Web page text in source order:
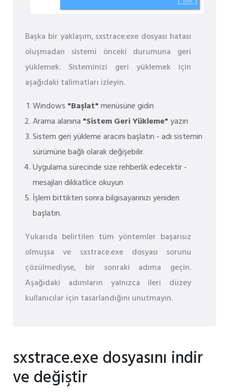
Başka bir yaklaşım, sxstrace.exe dosyası hatası
oluşmadan sistemi önceki durumuna geri
yüklemek. Sisteminizi geri yüklemek için
aşağıdaki talimatları izleyin.
Windows "Başlat"menüsüne gidin
Arama alanına "Sistem Geri Yükleme"yazın
Sistem geri yükleme aracını başlatın - adı sistemin
sürümüne bağlı olarak değişebilir.
Uygulama sürecinde size rehberlik edecektir -
mesajları dikkatlice okuyun
İşlem bittikten sonra bilgisayarınızı yeniden
başlatın.
Yukarıda belirtilen tüm yöntemler başarısız
olmuşsa ve sxstrace.exe dosyası sorunu
çözülmediyse, bir sonraki adıma geçin.
Aşağıdaki adımların yalnızca ileri düzey
kullanıcılar için tasarlandığını unutmayın.
sxstrace.exe dosyasını indir
ve değiştir